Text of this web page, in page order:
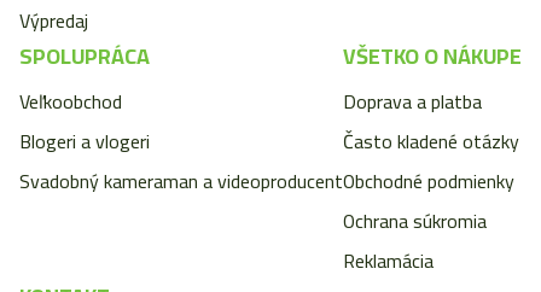
Výpredaj
SPOLUPRÁCA
Veľkoobchod
Blogeri a vlogeri
Svadobný kameraman a videoproducent
VŠETKO O NÁKUPE
Doprava a platba
Často kladené otázky
Obchodné podmienky
Ochrana súkromia
Reklamácia